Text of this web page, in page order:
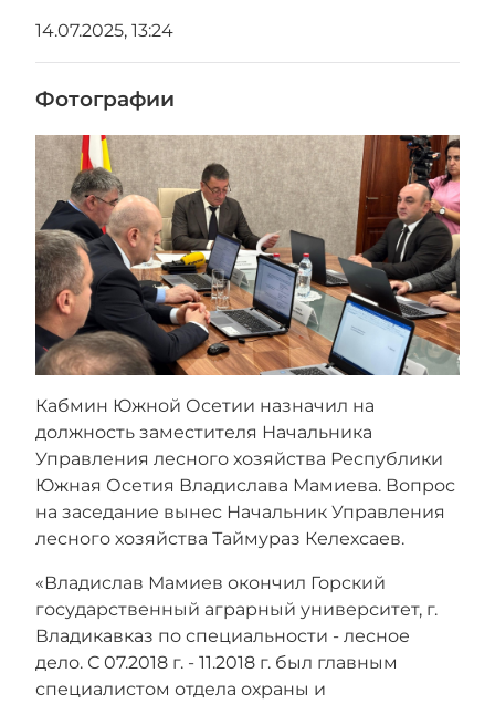
14.07.2025, 13:24
Фотографии
Кабмин Южной Осетии назначил на
должность заместителя Начальника
Управления лесного хозяйства Республики
Южная Осетия Владислава Мамиева. Вопрос
на заседание вынес Начальник Управления
лесного хозяйства Таймураз Келехсаев.
«Владислав Мамиев окончил Горский
государственный аграрный университет, г.
Владикавказ по специальности - лесное
дело. С 07.2018 г. - 11.2018 г. был главным
специалистом отдела охраны и